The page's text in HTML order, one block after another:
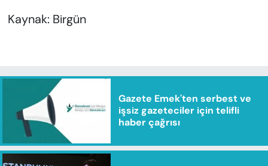
Kaynak: Birgün
Gazete Emek'ten serbest ve
işsiz gazeteciler için telifli
haber çağrısı